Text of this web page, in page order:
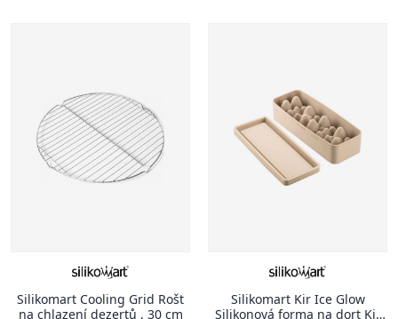
Silikomart Cooling Grid Rošt
na chlazení dezertů , 30 cm
Silikomart Kir Ice Glow
Silikonová forma na dort Kit